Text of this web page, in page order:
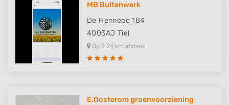
MB Buitenwerk
De Hennepe 184
4003AJ Tiel
Op 2,24 km afstand
E.Oosterom groenvoorziening